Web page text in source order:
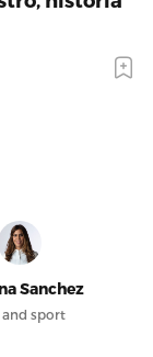
Sanchez
and sport